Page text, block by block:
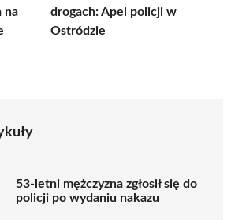
na
drogach: Apel policji w
Ostródzie
53-letni mężczyzna zgłosił się do
policji po wydaniu nakazu